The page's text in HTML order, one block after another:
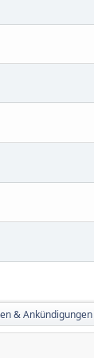
& Ankündigungen